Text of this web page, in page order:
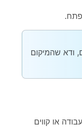
ודא שהמיקום
או קווים